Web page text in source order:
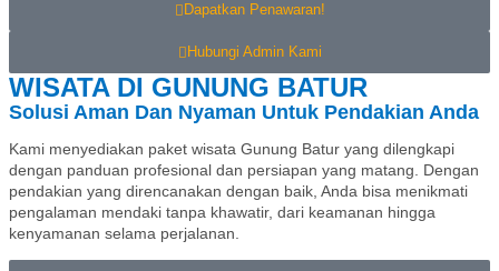
Dapatkan Penawaran!
Hubungi Admin Kami
WISATA DI GUNUNG BATUR
Solusi Aman Dan Nyaman Untuk Pendakian Anda
Kami menyediakan paket wisata Gunung Batur yang dilengkapi
dengan panduan profesional dan persiapan yang matang. Dengan
pendakian yang direncanakan dengan baik, Anda bisa menikmati
pengalaman mendaki tanpa khawatir, dari keamanan hingga
kenyamanan selama perjalanan.